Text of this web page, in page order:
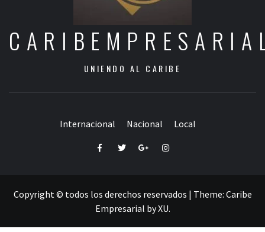
UNIENDO AL CARIBE
Internacional Nacional Local
FacebookTwitterGoogle+Instagram
Copyright © todos los derechos reservados | Theme: Caribe
Empresarial byXU.